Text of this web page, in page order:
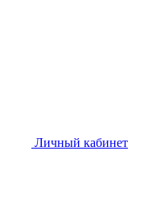
Личный кабинет